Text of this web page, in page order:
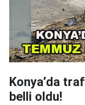
Konya’da
belli oldu!